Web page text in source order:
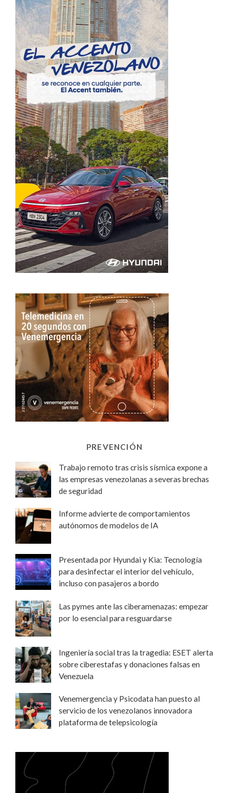
PREVENCIÓN
Trabajo remoto tras crisis sísmica expone a
las empresas venezolanas a severas brechas
de seguridad
Informe advierte de comportamientos
autónomos de modelos de IA
Presentada por Hyundai y Kia: Tecnología
para desinfectar el interior del vehículo,
incluso con pasajeros a bordo
Las pymes ante las ciberamenazas: empezar
por lo esencial para resguardarse
Ingeniería social tras la tragedia: ESET alerta
sobre ciberestafas y donaciones falsas en
Venezuela
Venemergencia y Psicodata han puesto al
servicio de los venezolanos innovadora
plataforma de telepsicología